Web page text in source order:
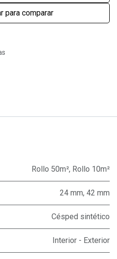
para comparar
Rollo 50m², Rollo 10m²
24 mm, 42 mm
Césped sintético
Interior - Exterior